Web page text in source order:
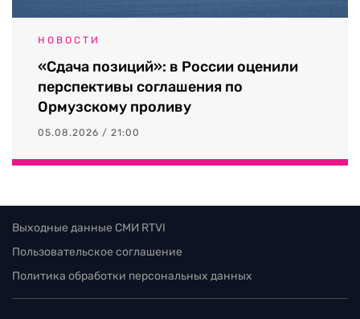
НОВОСТИ
«Сдача позиций»: в России оценили
перспективы соглашения по
Ормузскому проливу
05.08.2026 / 21:00
Выходные данные СМИ RTVI
Пользовательское соглашение
Политика обработки персональных данных